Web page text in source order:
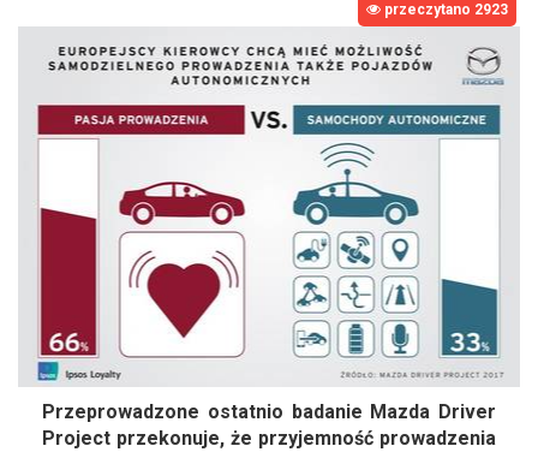
przeczytano 2923
Przeprowadzone ostatnio badanie Mazda Driver
Project przekonuje, że przyjemność prowadzenia